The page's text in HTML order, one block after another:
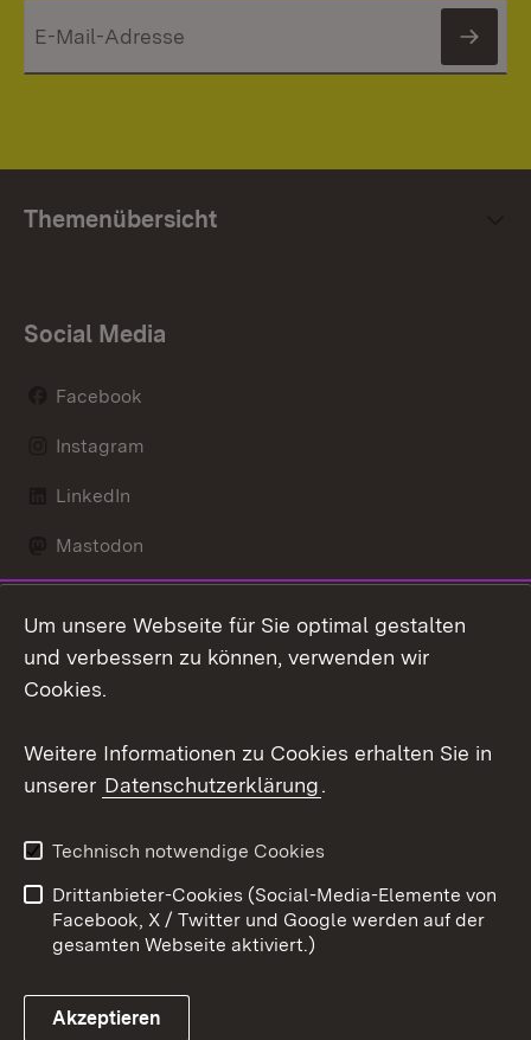
Themenübersicht
Social Media
Facebook
Instagram
LinkedIn
Mastodon
X / Twitter
Youtube
Link zum Landesportal
Kontakt
Datenschutz
Barrierefreiheit
Impressum Cookies
Um unsere Webseite für Sie optimal gestalten
und verbessern zu können, verwenden wir
Cookies.
Weitere Informationen zu Cookies erhalten Sie in
unserer Datenschutzerklärung.
Technisch notwendige Cookies
Drittanbieter-Cookies (Social-Media-Elemente von
Facebook, X / Twitter und Google werden auf der
gesamten Webseite aktiviert.)
Akzeptieren